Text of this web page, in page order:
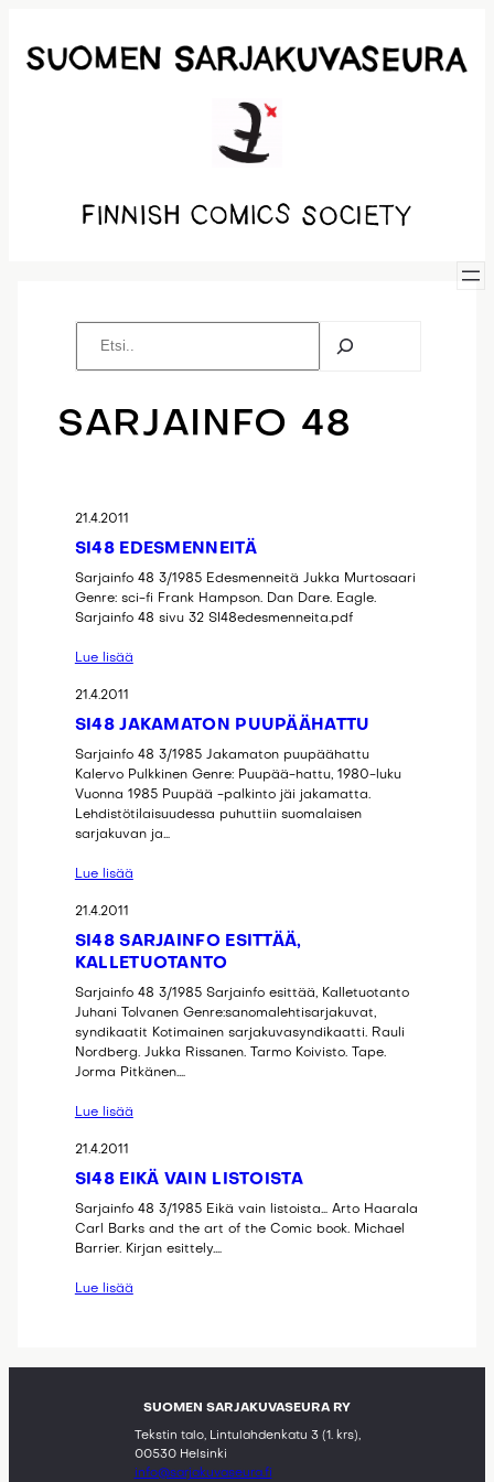
sisältöön
i
SARJAINFO 48
21.4.2011
SI48 EDESMENNEITÄ
Sarjainfo 48 3/1985 Edesmenneitä Jukka Murtosaari
Genre: sci-fi Frank Hampson. Dan Dare. Eagle.
Sarjainfo 48 sivu 32 SI48edesmenneita.pdf
Lue lisää
21.4.2011
SI48 JAKAMATON PUUPÄÄHATTU
Sarjainfo 48 3/1985 Jakamaton puupäähattu
Kalervo Pulkkinen Genre: Puupää-hattu, 1980-luku
Vuonna 1985 Puupää -palkinto jäi jakamatta.
Lehdistötilaisuudessa puhuttiin suomalaisen
sarjakuvan ja…
Lue lisää
21.4.2011
SI48 SARJAINFO ESITTÄÄ,
KALLETUOTANTO
Sarjainfo 48 3/1985 Sarjainfo esittää, Kalletuotanto
Juhani Tolvanen Genre:sanomalehtisarjakuvat,
syndikaatit Kotimainen sarjakuvasyndikaatti. Rauli
Nordberg. Jukka Rissanen. Tarmo Koivisto. Tape.
Jorma Pitkänen.…
Lue lisää
21.4.2011
SI48 EIKÄ VAIN LISTOISTA
Sarjainfo 48 3/1985 Eikä vain listoista… Arto Haarala
Carl Barks and the art of the Comic book. Michael
Barrier. Kirjan esittely.…
Lue lisää
SUOMEN SARJAKUVASEURA RY
Tekstin talo, Lintulahdenkatu 3 (1. krs),
00530 Helsinki
info@sarjakuvaseura.fi